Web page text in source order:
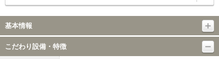
基本情報
こだわり設備・特徴